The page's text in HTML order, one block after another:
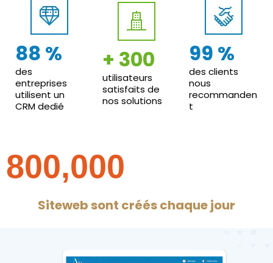
88 %
des
entreprises
utilisent un
CRM dedié
+ 300
utilisateurs
satisfaits de
nos solutions
99 %
des clients
nous
recommanden
t
800,000
Siteweb sont créés chaque jour